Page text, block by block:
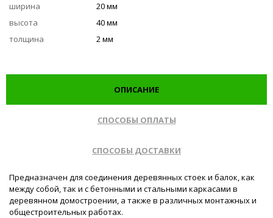
ширина
20 мм
высота
40 мм
толщина
2 мм
ОПИСАНИЕ
СПОСОБЫ ОПЛАТЫ
СПОСОБЫ ДОСТАВКИ
Предназначен для соединения деревянных стоек и балок, как
между собой, так и с бетонными и стальными каркасами в
деревянном домостроении, а также в различных монтажных и
общестроительных работах.